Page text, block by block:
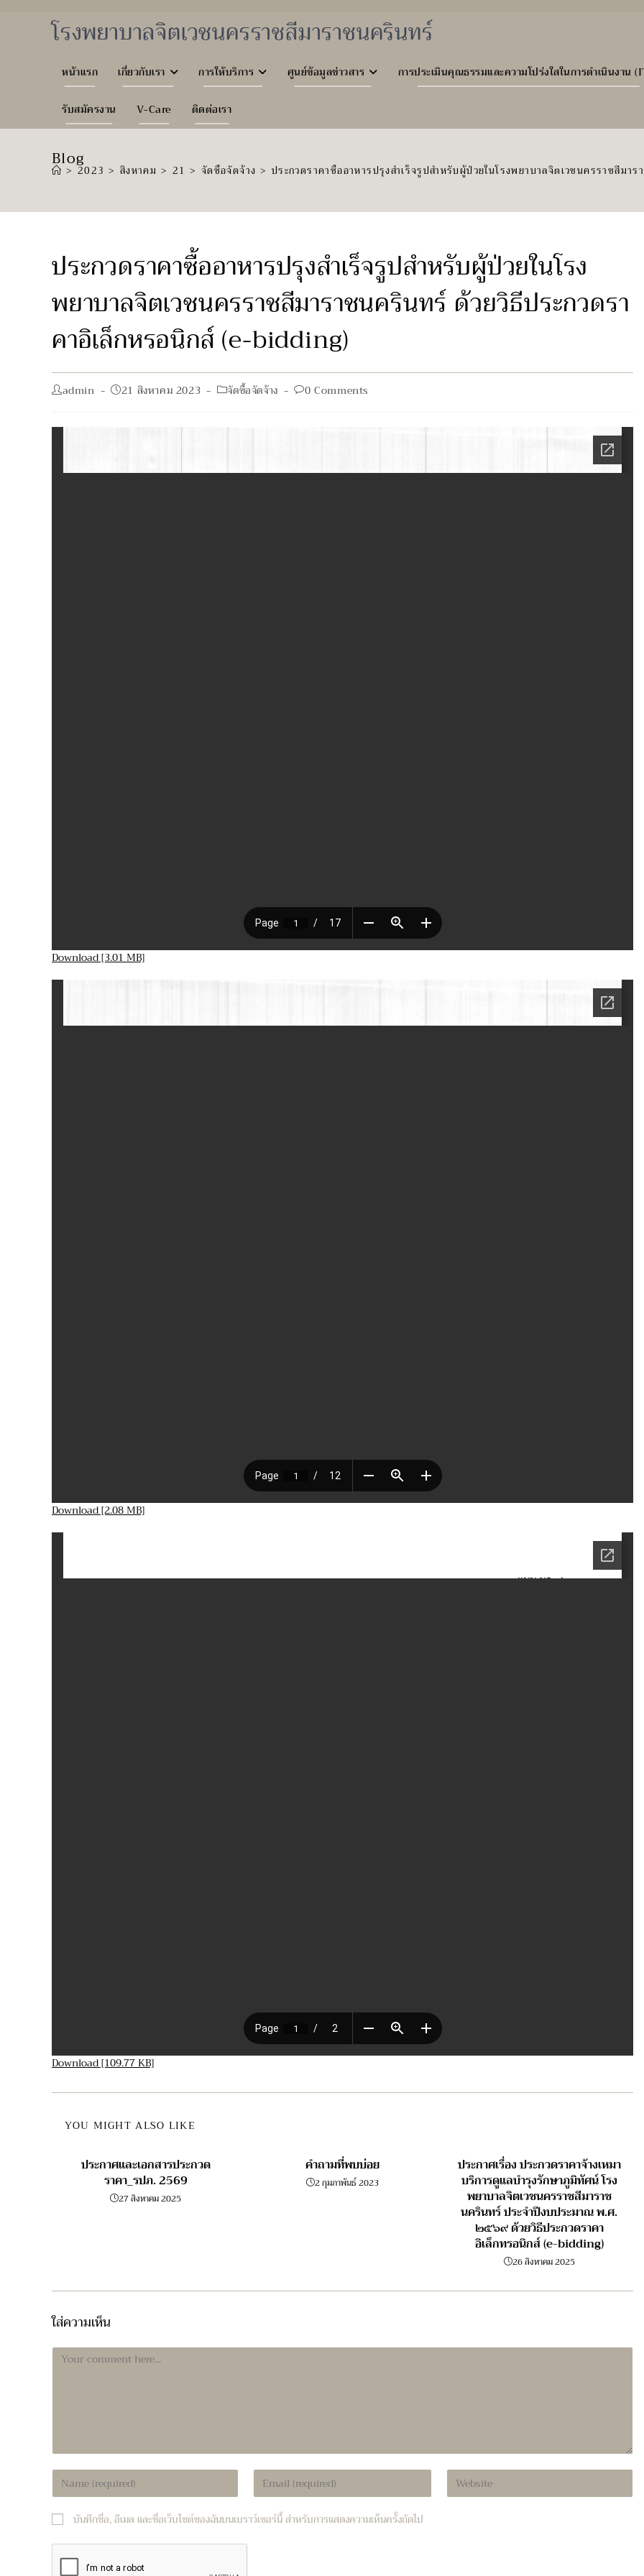
โรงพยาบาลจิตเวชนครราชสีมาราชนครินทร์
หน้าแรก เกี่ยวกับเรา การให้บริการ ศูนย์ข้อมูลข่าวสาร การประเมินคุณธรรมและความโปร่งใสในการดำเนินงาน
รับสมัครงาน V-Care ติดต่อเรา
Blog
> 2023 > สิงหาคม > 21 > จัดซื้อจัดจ้าง > ประกวดราคาซื้ออาหารปรุงสำเร็จรูปสำหรับผู้ป่วยในโรงพยาบาลจิตเวชนครราชสีม
ประกวดราคาซื้ออาหารปรุงสำเร็จรูปสำหรับผู้ป่วยในโรง
พยาบาลจิตเวชนครราชสีมาราชนครินทร์ ด้วยวิธีประกวดรา
คาอิเล็กหรอนิกส์ (e-bidding)
Postadmin Post21 สิงหาคม 2023 Postจัดซื้อจัดจ้าง Post0 Comments
Download [3.01 MB]
Download [2.08 MB]
Download [109.77 KB]
YOU MIGHT ALSO LIKE
ประกาศและเอกสารประกวด
ราคา_รปภ. 2569
27 สิงหาคม 2025
คำถามที่พบบ่อย
2 กุมภาพันธ์ 2023
ประกาศเรื่อง ประกวดราคาจ้างเหมา
บริการดูแลบำรุงรักษาภูมิทัศน์ โรง
พยาบาลจิตเวชนครราชสีมาราช
นครินทร์ ประจำปีงบประมาณ พ.ศ.
๒๕๖๙ ด้วยวิธีประกวดราคา
อิเล็กทรอนิกส์ (e-bidding)
26 สิงหาคม 2025
ใส่ความเห็น
Comment
Enter
your
or
comment
Enter
your
address
Enter
your
บันทึกชื่อ, อีเมล และชื่อเว็บไซต์ของฉันบนเบราว์เซอร์นี้ สำหรับการแสดงความเห็นครั้งถัดไป